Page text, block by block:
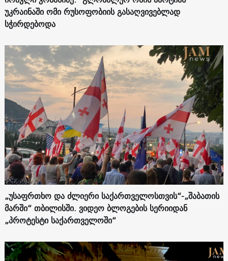
უკრაინაში ომი რუსოფობიის გასაღვივებლად
სჭირდებოდა
„უსაფრთხო და ძლიერი საქართველოსთვის“-„შაბათის
მარში“ თბილისში. ვიდეო ბლოგების სერიიდან
„პროტესტი საქართველოში“